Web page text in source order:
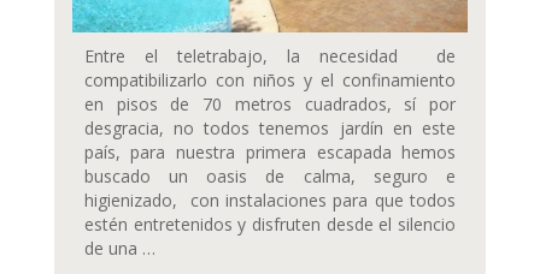
Entre el teletrabajo, la necesidad de
compatibilizarlo con niños y el confinamiento
en pisos de 70 metros cuadrados, sí por
desgracia, no todos tenemos jardín en este
país, para nuestra primera escapada hemos
buscado un oasis de calma, seguro e
higienizado, con instalaciones para que todos
estén entretenidos y disfruten desde el silencio
de una …